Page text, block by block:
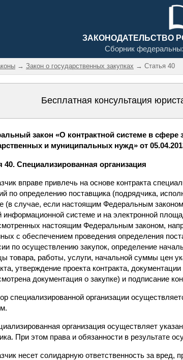
ЗАКОНОДАТЕЛЬСТВО
Сборник
→ Закон о государственных закупках → Статья 40
Бесплатная консультация
закон «О контрактной системе в сфере
и муниципальных нужд» от
40. Специализированная организация
вправе привлечь на основе контракта
по определению поставщика (подрядчика,
(в случае, если настоящим Федеральным
информационной системе и на электронной
настоящим Федеральным законом,
с обеспечением проведения определения
по осуществлению закупок, определение
товара, работы, услуги, начальной суммы цен
утверждение проекта контракта,
документация о закупке) и подписание
специализированной организации
организация осуществляет
При этом права и обязанности в результате
несет солидарную ответственность за